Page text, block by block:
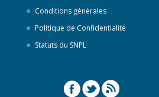
Conditions générales
Politique de Confidentialité
Statuts du SNPL